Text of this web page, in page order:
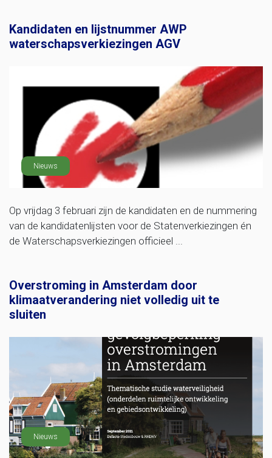
Kandidaten en lijstnummer AWP
waterschapsverkiezingen AGV
Nieuws
Op vrijdag 3 februari zijn de kandidaten en de nummering
van de kandidatenlijsten voor de Statenverkiezingen én
de Waterschapsverkiezingen officieel ...
Overstroming in Amsterdam door
klimaatverandering niet volledig uit te
sluiten
Nieuws